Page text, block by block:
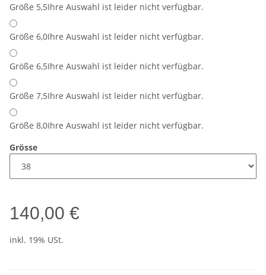
Größe 5,5Ihre Auswahl ist leider nicht verfügbar.
Größe 6,0Ihre Auswahl ist leider nicht verfügbar.
Größe 6,5Ihre Auswahl ist leider nicht verfügbar.
Größe 7,5Ihre Auswahl ist leider nicht verfügbar.
Größe 8,0Ihre Auswahl ist leider nicht verfügbar.
Grösse
140,00 €
inkl. 19% USt.